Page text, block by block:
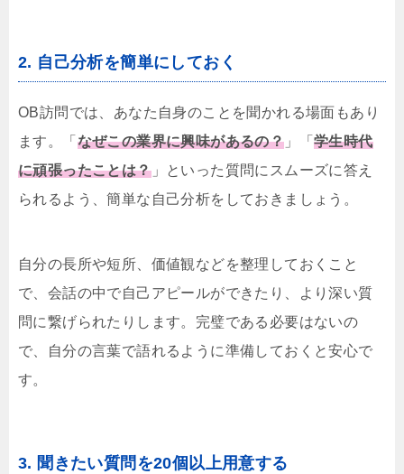
2. 自己分析を簡単にしておく
OB訪問では、あなた自身のことを聞かれる場面もあり
ます。「 なぜこの業界に興味があるの？ 」「学生時代
に頑張ったことは？」といった質問にスムーズに答え
られるよう、簡単な自己分析をしておきましょう。
自分の長所や短所、価値観などを整理しておくこと
で、会話の中で自己アピールができたり、より深い質
問に繋げられたりします。完璧である必要はないの
で、自分の言葉で語れるように準備しておくと安心で
す。
3. 聞きたい質問を20個以上用意する